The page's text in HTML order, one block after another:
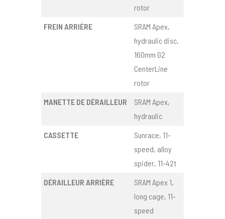
rotor
FREIN ARRIÈRE
SRAM Apex,
hydraulic disc,
160mm G2
CenterLine
rotor
MANETTE DE DÉRAILLEUR
SRAM Apex,
hydraulic
CASSETTE
Sunrace, 11-
speed, alloy
spider, 11-42t
DÉRAILLEUR ARRIÈRE
SRAM Apex 1,
long cage, 11-
speed